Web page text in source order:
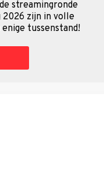
streamingronde
2026 zijn in volle
tussenstand!